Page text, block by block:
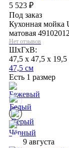
5 523 ₽
Под заказ
Кухонная мойка
матовая
Нет отзывов
ШхГхВ:
47,5 x 47,5 x 19,5
47,5 см
Есть 1 размер
9 августа